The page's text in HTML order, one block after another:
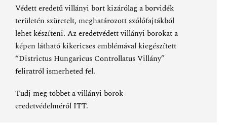
Védett eredetű villányi bort kizárólag a borvidék
területén szüretelt, meghatározott szőlőfajtákból
lehet készíteni. Az eredetvédett villányi borokat a
képen látható kikericses emblémával kiegészített
“Districtus Hungaricus Controllatus Villány”
feliratról ismerheted fel.
Tudj meg többet a villányi borok
eredetvédelméről ITT.